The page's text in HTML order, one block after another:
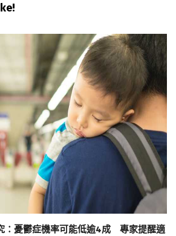
：憂鬱症機率可能低逾4成 專家提醒適